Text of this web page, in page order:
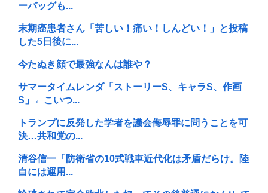
ーバッグも...
末期癌患者さん「苦しい！痛い！しんどい！」と投稿
した5日後に...
今たぬき顔で最強なんは誰や？
サマータイムレンダ「ストーリーS、キャラS、作画
S」←こいつ...
トランプに反発した学者を議会侮辱罪に問うことを可
決…共和党の...
清谷信一「防衛省の10式戦車近代化は矛盾だらけ。陸
自には運用...